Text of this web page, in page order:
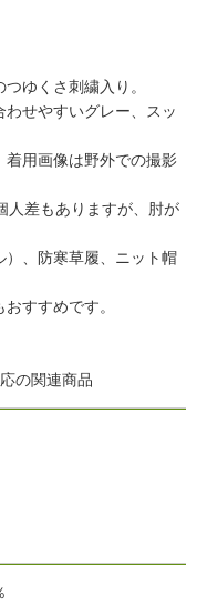
ゆくさ刺繍入り。
わせやすいグレー、スッ
用画像は野外での撮影
人差もありますが、肘が
）、防寒草履、ニット帽
すすめです。
の関連商品